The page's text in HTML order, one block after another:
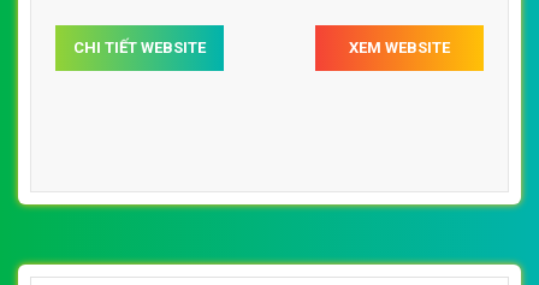
CHI TIẾT WEBSITE XEM WEBSITE